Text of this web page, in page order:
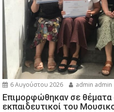
6 Αυγούστου 2026 admin admin
Eπιμορφώθηκαν σε θέματα
εκπαιδευτικοί του